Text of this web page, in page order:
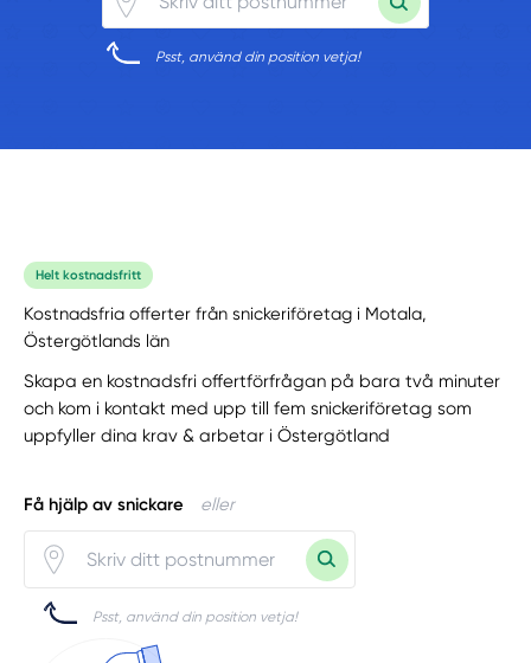
Psst, använd din position vetja!
Helt kostnadsfritt
Kostnadsfria offerter från snickeriföretag i Motala,
Östergötlands län
Skapa en kostnadsfri offertförfrågan på bara två minuter
och kom i kontakt med upp till fem snickeriföretag som
uppfyller dina krav & arbetar i Östergötland
Få hjälp av snickare eller
Psst, använd din position vetja!